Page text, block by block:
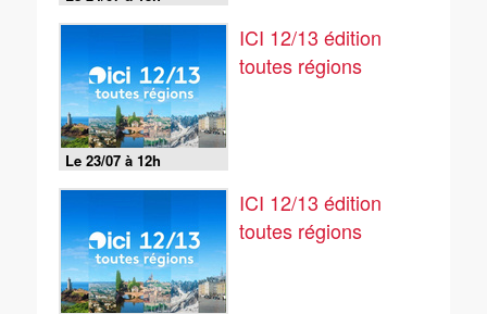
Le 23/07 à 12h
ICI 12/13 édition
toutes régions
ICI 12/13 édition
toutes régions